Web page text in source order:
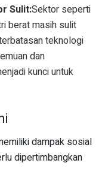
Sulit:Sektor seperti
berat masih sulit
teknologi
dan
kunci untuk
dampak sosial
dipertimbangkan